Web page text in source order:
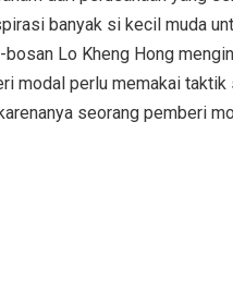
banyak si kecil muda
Lo Kheng Hong
modal perlu memakai
seorang pemberi